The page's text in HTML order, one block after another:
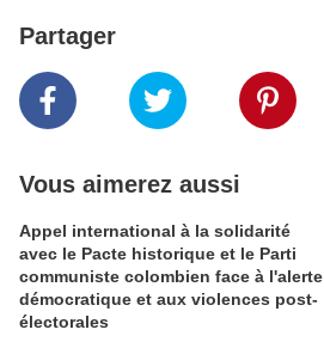
Partager
Vous aimerez aussi
Appel international à la solidarité
avec le Pacte historique et le Parti
communiste colombien face à l'alerte
démocratique et aux violences post-
électorales